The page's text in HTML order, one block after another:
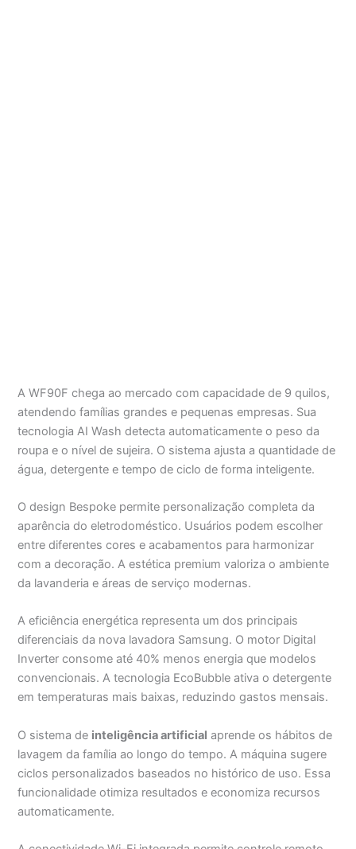
A WF90F chega ao mercado com capacidade de 9 quilos,
atendendo famílias grandes e pequenas empresas. Sua
tecnologia AI Wash detecta automaticamente o peso da
roupa e o nível de sujeira. O sistema ajusta a quantidade de
água, detergente e tempo de ciclo de forma inteligente.
O design Bespoke permite personalização completa da
aparência do eletrodoméstico. Usuários podem escolher
entre diferentes cores e acabamentos para harmonizar
com a decoração. A estética premium valoriza o ambiente
da lavanderia e áreas de serviço modernas.
A eficiência energética representa um dos principais
diferenciais da nova lavadora Samsung. O motor Digital
Inverter consome até 40% menos energia que modelos
convencionais. A tecnologia EcoBubble ativa o detergente
em temperaturas mais baixas, reduzindo gastos mensais.
O sistema de inteligência artificial aprende os hábitos de
lavagem da família ao longo do tempo. A máquina sugere
ciclos personalizados baseados no histórico de uso. Essa
funcionalidade otimiza resultados e economiza recursos
automaticamente.